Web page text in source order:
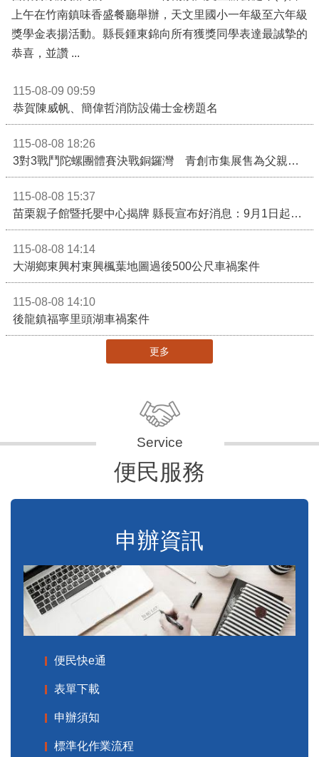
上午在竹南鎮味香盛餐廳舉辦，天文里國小一年級至六年級
獎學金表揚活動。縣長鍾東錦向所有獲獎同學表達最誠摯的
115-08-09 09:59
恭賀陳威帆、簡偉哲消防設備士金榜題名
115-08-08 18:26
115-08-08 15:37
115-08-08 14:14
大湖鄉東興村東興楓葉地圖過後500公尺車禍案件
115-08-08 14:10
後龍鎮福寧里頭湖車禍案件
更多
便民服務
申辦資訊
便民快e通
表單下載
申辦須知
標準化作業流程